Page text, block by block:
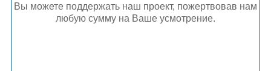
Вы можете поддержать наш проект, пожертвовав нам
любую сумму на Ваше усмотрение.